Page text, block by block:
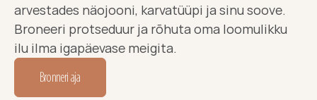
Broneeri protseduur ja rõhuta oma loomulikku
ilu ilma igapäevase meigita.
Bronneri aja